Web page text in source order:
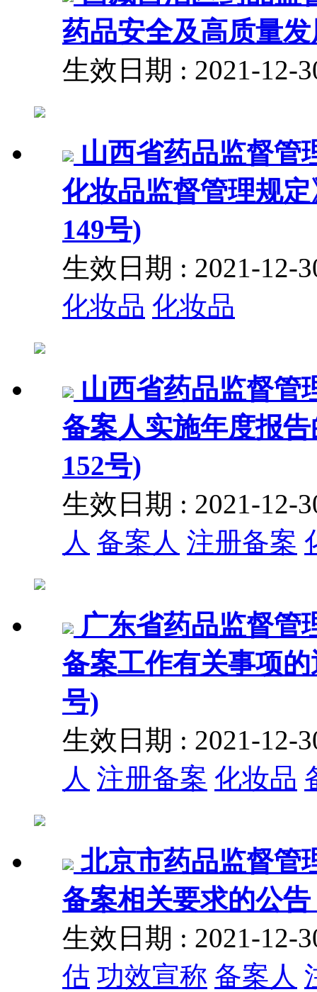
药品安全及高质量
生效日期 : 2021-12-
山西省药品监督管
化妆品监督管理规
149号)
生效日期 : 2021-12-
化妆品 化妆品
山西省药品监督管
备案人实施年度报
152号)
生效日期 : 2021-12-
人 备案人 注册备案
广东省药品监督管
备案工作有关事项
号)
生效日期 : 2021-12-
人 注册备案 化妆品
北京市药品监督管
备案相关要求的公
生效日期 : 2021-12-
估 功效宣称 备案人